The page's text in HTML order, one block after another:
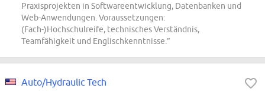
Praxisprojekten in Softwareentwicklung, Datenbanken und
Web-Anwendungen. Voraussetzungen:
(Fach-)Hochschulreife, technisches Verständnis,
Teamfähigkeit und Englischkenntnisse.”
Auto/Hydraulic Tech